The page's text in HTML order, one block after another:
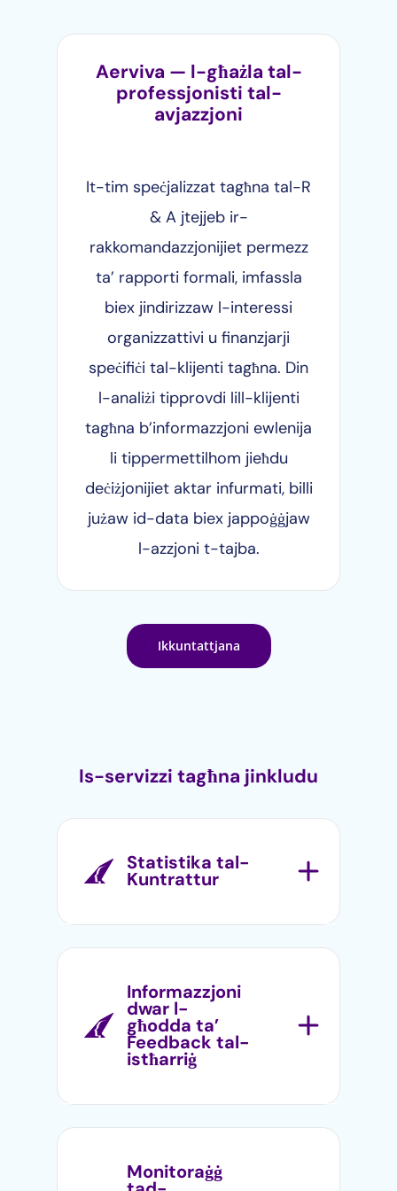
Aerviva — l-għażla tal-
professjonisti tal-
avjazzjoni
It-tim speċjalizzat tagħna tal-R
& A jtejjeb ir-
rakkomandazzjonijiet permezz
ta’ rapporti formali, imfassla
biex jindirizzaw l-interessi
organizzattivi u finanzjarji
speċifiċi tal-klijenti tagħna. Din
l-analiżi tipprovdi lill-klijenti
tagħna b’informazzjoni ewlenija
li tippermettilhom jieħdu
deċiżjonijiet aktar infurmati, billi
jużaw id-data biex jappoġġjaw
l-azzjoni t-tajba.
Ikkuntattjana
Is-servizzi tagħna jinkludu
Statistika tal-
Kuntrattur
forza tax-xogħol tiegħek, billi
noffru għarfien dwar il-
prestazzjoni, il-produttività, u
oqsma għal titjib.
Informazzjoni
dwar l-
għodda ta’
Feedback tal-
istħarriġ
niġbru u ninterpretaw il-
feedback minn firxa wiesgħa
Monitoraġġ